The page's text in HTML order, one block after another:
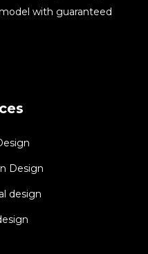
with guaranteed
Design
design